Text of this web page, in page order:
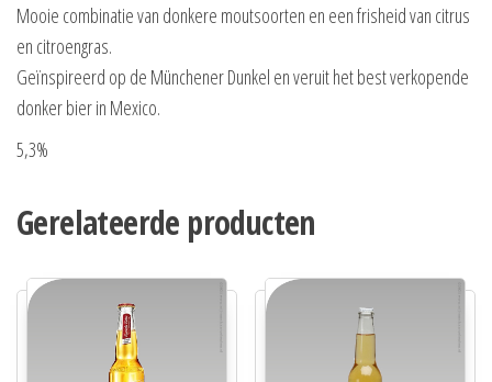
Mooie combinatie van donkere moutsoorten en een frisheid van citrus
en citroengras.
Geïnspireerd op de Münchener Dunkel en veruit het best verkopende
donker bier in Mexico.
5,3%
Gerelateerde producten